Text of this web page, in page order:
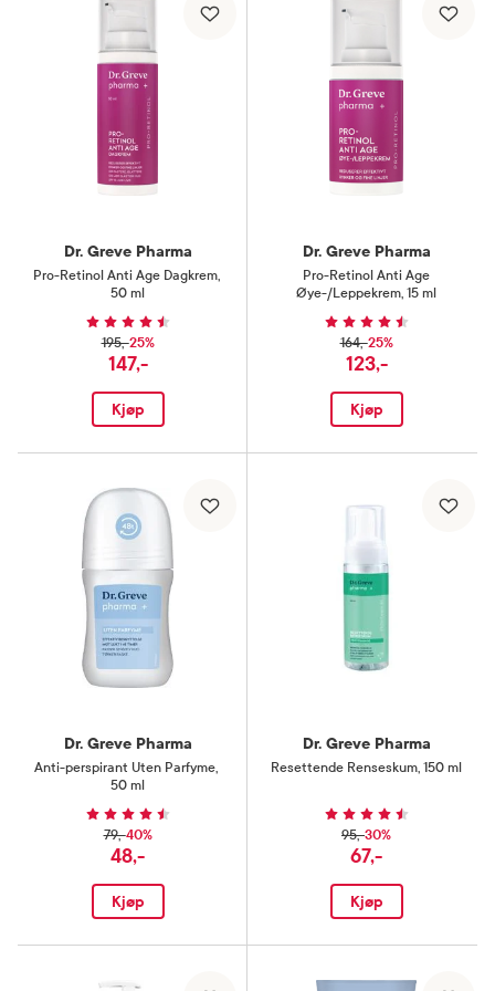
Dr. Greve Pharma
Pro-Retinol Anti Age Dagkrem,
50 ml
195,-25%
147,-
Kjøp
Dr. Greve Pharma
Pro-Retinol Anti Age
Øye-/Leppekrem, 15 ml
164,-25%
123,-
Kjøp
Dr. Greve Pharma
Anti-perspirant Uten Parfyme,
50 ml
79,-40%
48,-
Kjøp
Dr. Greve Pharma
Resettende Renseskum, 150 ml
95,-30%
67,-
Kjøp